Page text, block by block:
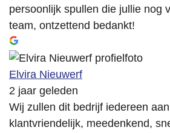
persoonlijk spullen die jullie nog
team, ontzettend bedankt!
Elvira Nieuwerf
2 jaar geleden
Wij zullen dit bedrijf iedereen
klantvriendelijk, meedenkend,